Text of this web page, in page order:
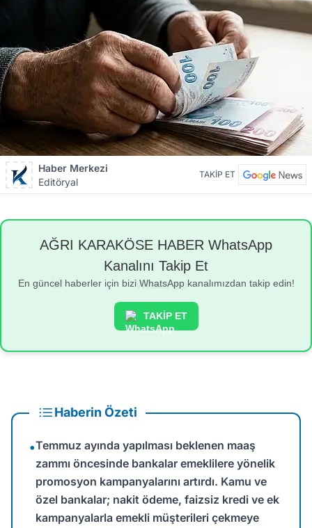
Haber Merkezi
Editöryal
TAKİP ET
AĞRI KARAKÖSE HABER WhatsApp
Kanalını Takip Et
En güncel haberler için bizi WhatsApp kanalımızdan takip edin!
TAKİP ET
Haberin Özeti
•Temmuz ayında yapılması beklenen maaş
zammı öncesinde bankalar emeklilere yönelik
promosyon kampanyalarını artırdı. Kamu ve
özel bankalar; nakit ödeme, faizsiz kredi ve ek
kampanyalarla emekli müşterileri çekmeye